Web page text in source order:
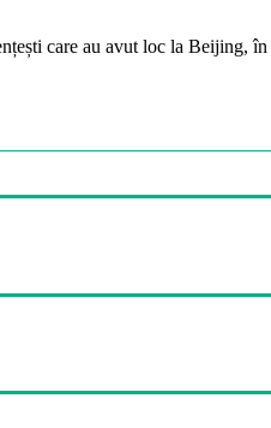
care au avut loc la Beijing, în